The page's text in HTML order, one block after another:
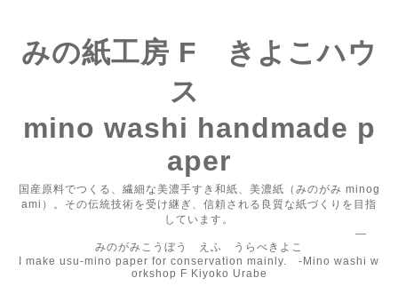
みの紙工房 F きよこハウ
ス
mino washi handmade p
aper
国産原料でつくる、繊細な美濃手すき和紙、美濃紙（みのがみ minog
ami）。その伝統技術を受け継ぎ、信頼される良質な紙づくりを目指
しています。
―
みのがみこうぼう えふ うらべきよこ
I make usu-mino paper for conservation mainly. -Mino washi w
orkshop F Kiyoko Urabe